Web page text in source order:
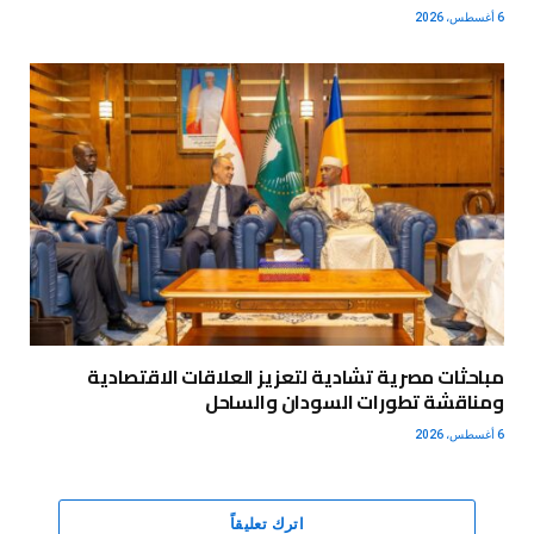
6 أغسطس، 2026
مباحثات مصرية تشادية لتعزيز العلاقات الاقتصادية
ومناقشة تطورات السودان والساحل
6 أغسطس، 2026
اترك تعليقاً